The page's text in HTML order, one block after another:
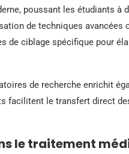
poussant les étudiants à
de techniques
de ciblage spécifique pour
de recherche enrichit
facilitent le transfert direct
le traitement